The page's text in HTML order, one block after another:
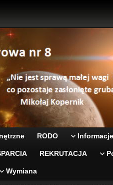
RODO
REKRUTACJA
Wymiana